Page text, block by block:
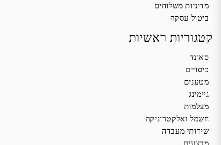
מדיניות משלוחים
ביטול עסקה
קטגוריות ראשיות
סאונד
כיסויים
מטענים
גיימינג
מצלמות
חשמל ואלקטרוניקה
שירותי מעבדה